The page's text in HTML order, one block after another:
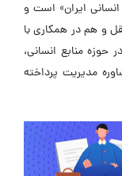
انسانی ایران» است و
و هم در همکاری با
منابع انسانی،
مدیریت پرداخته